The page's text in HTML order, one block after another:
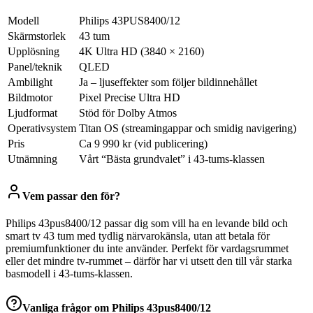
Modell
Philips 43PUS8400/12
Skärmstorlek
43 tum
Upplösning
4K Ultra HD (3840 × 2160)
Panel/teknik
QLED
Ambilight
Ja – ljuseffekter som följer bildinnehållet
Bildmotor
Pixel Precise Ultra HD
Ljudformat
Stöd för Dolby Atmos
Operativsystem Titan OS (streamingappar och smidig navigering)
Pris
Ca 9 990 kr (vid publicering)
Utnämning
Vårt “Bästa grundvalet” i 43-tums-klassen
Vem passar den för?
Philips 43pus8400/12 passar dig som vill ha en levande bild och
smart tv 43 tum med tydlig närvarokänsla, utan att betala för
premiumfunktioner du inte använder. Perfekt för vardagsrummet
eller det mindre tv-rummet – därför har vi utsett den till vår starka
basmodell i 43-tums-klassen.
Vanliga frågor om Philips 43pus8400/12